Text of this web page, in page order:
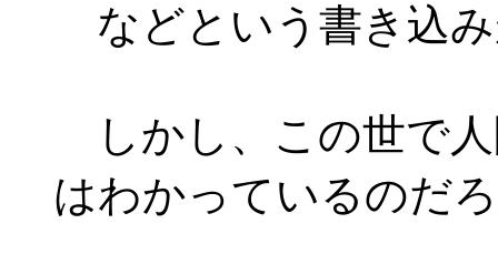
などという書き込
しかし、この世で人
はわかっているのだ